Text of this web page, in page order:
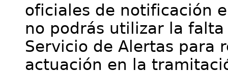
oficiales de notificación
no podrás utilizar la
Servicio de Alertas para
actuación en la